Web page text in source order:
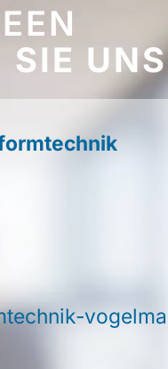
SIE UNS
chn k-v g lm